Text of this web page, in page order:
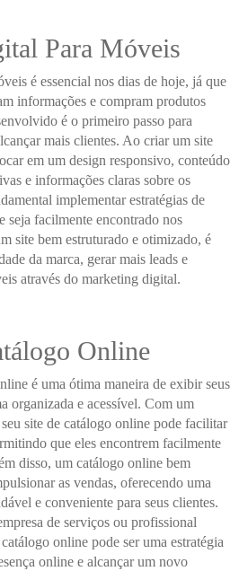
Para Móveis
é essencial nos dias de hoje, já que
informações e compram produtos
é o primeiro passo para
mais clientes. Ao criar um site
em um design responsivo, conteúdo
e informações claras sobre os
implementar estratégias de
seja facilmente encontrado nos
site bem estruturado e otimizado, é
da marca, gerar mais leads e
através do marketing digital.
Online
é uma ótima maneira de exibir seus
organizada e acessível. Com um
site de catálogo online pode facilitar
que eles encontrem facilmente
disso, um catálogo online bem
as vendas, oferecendo uma
e conveniente para seus clientes.
de serviços ou profissional
online pode ser uma estratégia
online e alcançar um novo